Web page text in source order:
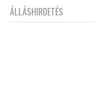
ÁLLÁSHIRDETÉS